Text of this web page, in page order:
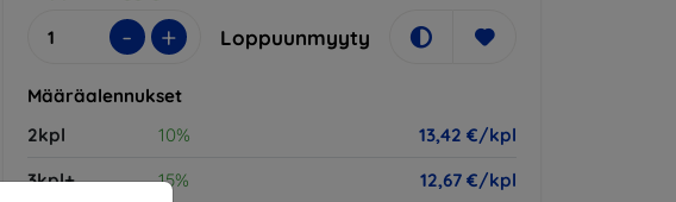
- + Loppuunmyyty
Määräalennukset
2kpl
10%
13,42 €/kpl
3kpl+
15% 12,67 €/kpl